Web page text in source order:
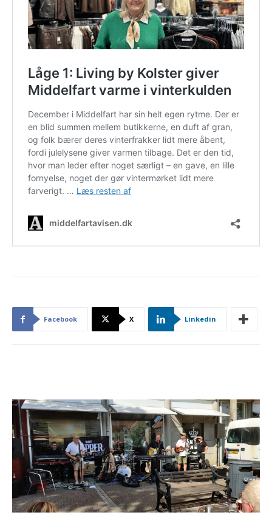
Facebook X Linkedin